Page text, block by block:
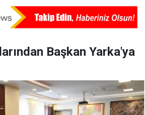
Başkan Yarka'ya